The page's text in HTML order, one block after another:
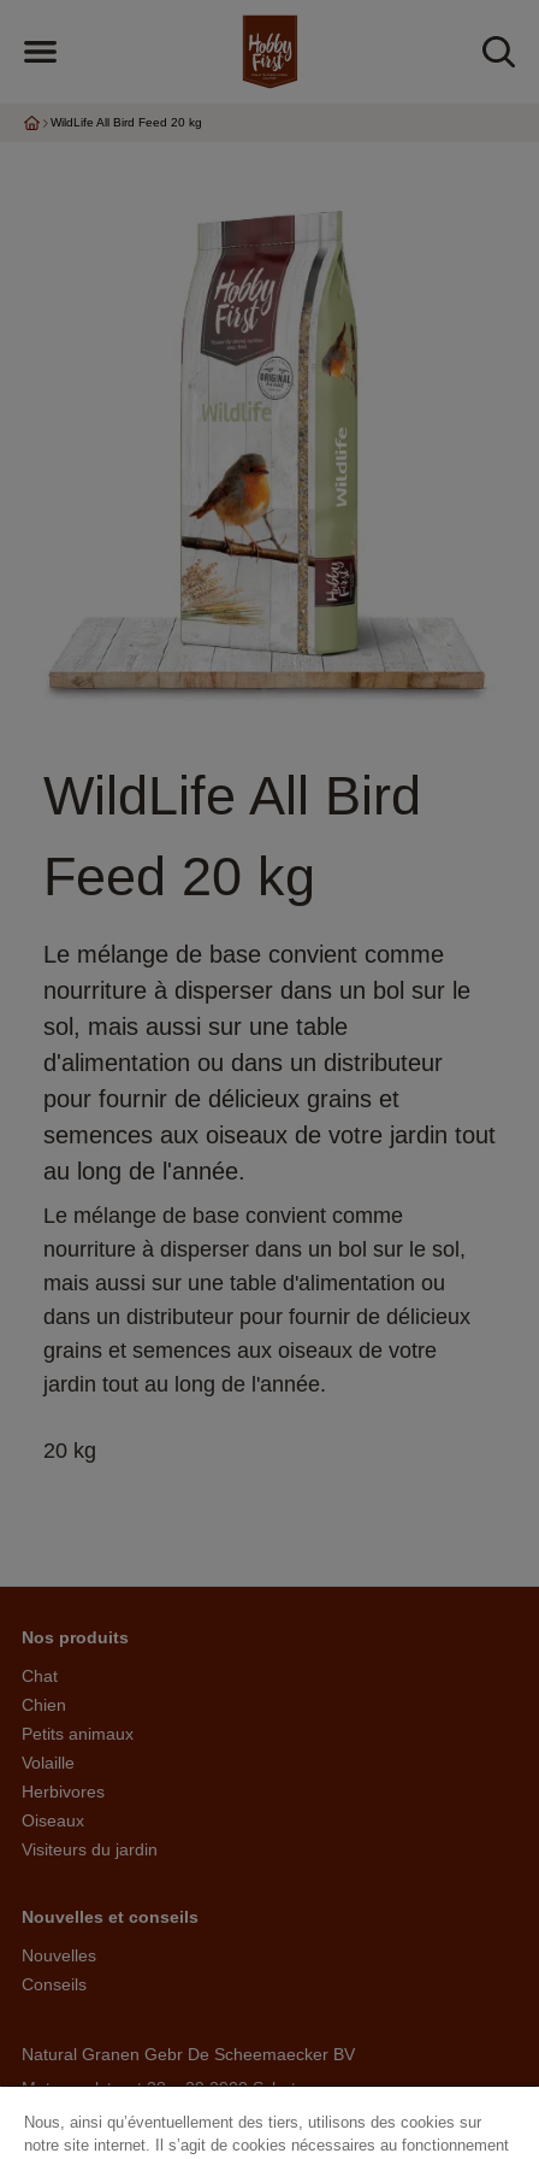
WildLife All Bird Feed 20 kg
WildLife All Bird
Feed 20 kg
Le mélange de base convient comme
nourriture à disperser dans un bol sur le
sol, mais aussi sur une table
d'alimentation ou dans un distributeur
pour fournir de délicieux grains et
semences aux oiseaux de votre jardin tout
au long de l'année.
Le mélange de base convient comme
nourriture à disperser dans un bol sur le sol,
mais aussi sur une table d'alimentation ou
dans un distributeur pour fournir de délicieux
grains et semences aux oiseaux de votre
jardin tout au long de l'année.
20 kg
Nos produits
Chat
Chien
Petits animaux
Volaille
Herbivores
Oiseaux
Visiteurs du jardin
Nouvelles et conseils
Nouvelles
Conseils
Natural Granen Gebr De Scheemaecker BV
Metropoolstraat 28 – 29 2900 Schoten
BE 0437.115.256 - RPR Antwerpen
Nous, ainsi qu’éventuellement des tiers, utilisons des cookies sur
notre site internet. Il s’agit de cookies nécessaires au fonctionnement